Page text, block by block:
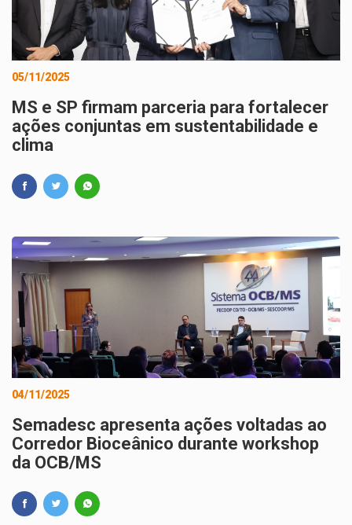
05/11/2025
MS e SP firmam parceria para fortalecer
ações conjuntas em sustentabilidade e
clima
04/11/2025
Semadesc apresenta ações voltadas ao
Corredor Bioceânico durante workshop
da OCB/MS